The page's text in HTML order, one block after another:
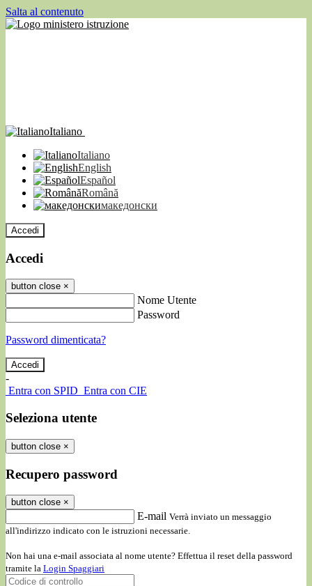
Salta al contenuto
Italiano
Italiano
English
Español
Română
македонски
Accedi
Accedi
button close ×
Nome Utente
Password
Password dimenticata?
-
Entra con SPID Entra con CIE
Seleziona utente
button close ×
Recupero password
button close ×
E-mail Verrà inviato un messaggio
all'indirizzo indicato con le istruzioni necessarie.
Non hai una e-mail associata al nome utente? Effettua il reset della password
tramite la Login Spaggiari